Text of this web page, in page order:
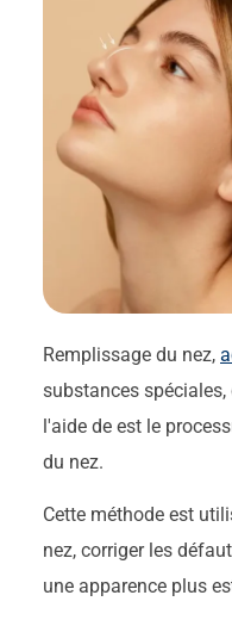
Remplissage du nez,
substances
l'aide de est le
du nez.
Cette méthode est
nez, corriger les
une apparence plus